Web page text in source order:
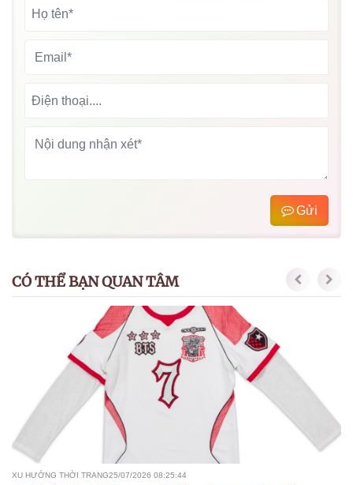
Gửi
CÓ THỂ BẠN QUAN TÂM
XU HƯỚNG THỜI TRANG25/07/2026 08:25:44